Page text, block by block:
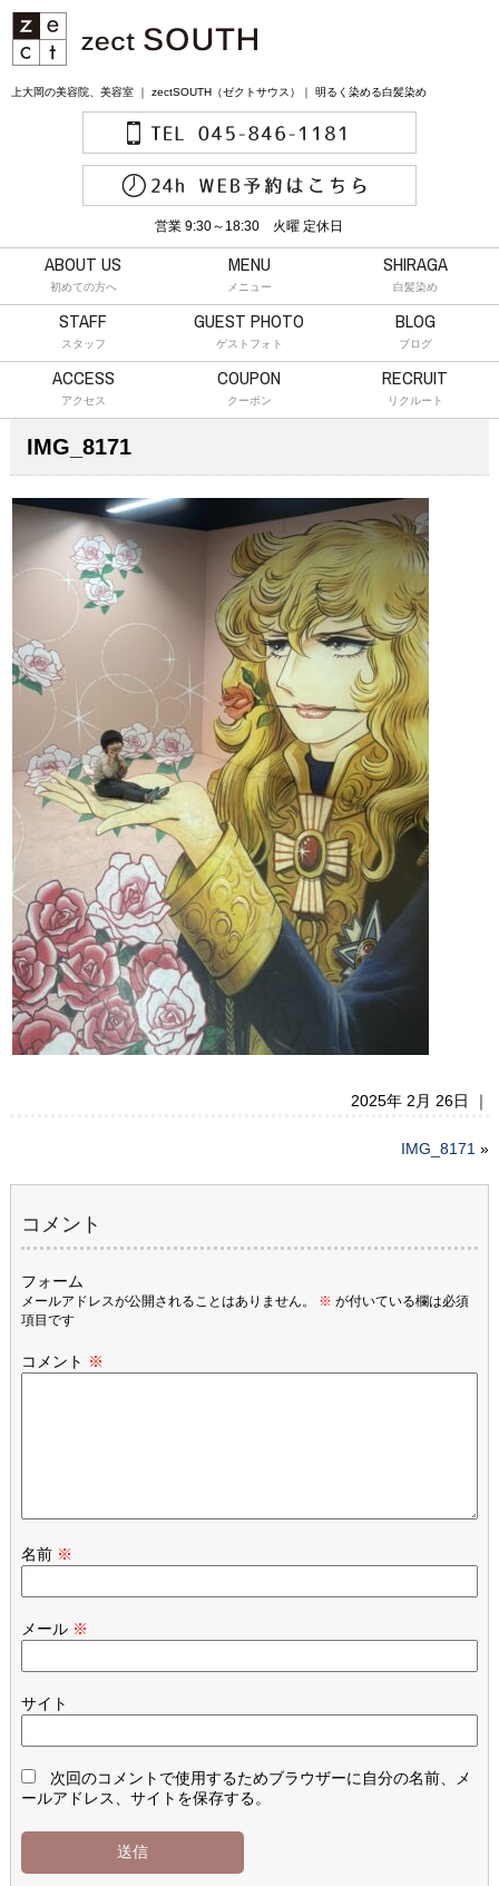
上大岡の美容院、美容室 ｜ zectSOUTH（ゼクトサウス）｜ 明るく染める白髪染め
営業 9:30～18:30 火曜 定休日
ABOUT US
初めての方へ
MENU
メニュー
SHIRAGA
白髪染め
STAFF
スタッフ
GUEST PHOTO
ゲストフォト
BLOG
ブログ
ACCESS
アクセス
COUPON
クーポン
RECRUIT
リクルート
IMG_8171
2025年 2月 26日 ｜
IMG_8171 »
コメント
フォーム
メールアドレスが公開されることはありません。 ※ が付いている欄は必須
項目です
コメント ※
名前 ※
メール ※
サイト
次回のコメントで使用するためブラウザーに自分の名前、メ
ールアドレス、サイトを保存する。